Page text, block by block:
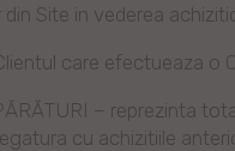
Site in vederea
care efectueaza o
– reprezinta
cu achizitiile